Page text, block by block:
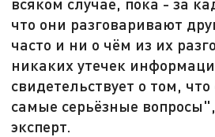
что они разговаривают
часто и ни о чём из их
никаких утечек
свидетельствует о том,
самые серьёзные
эксперт.